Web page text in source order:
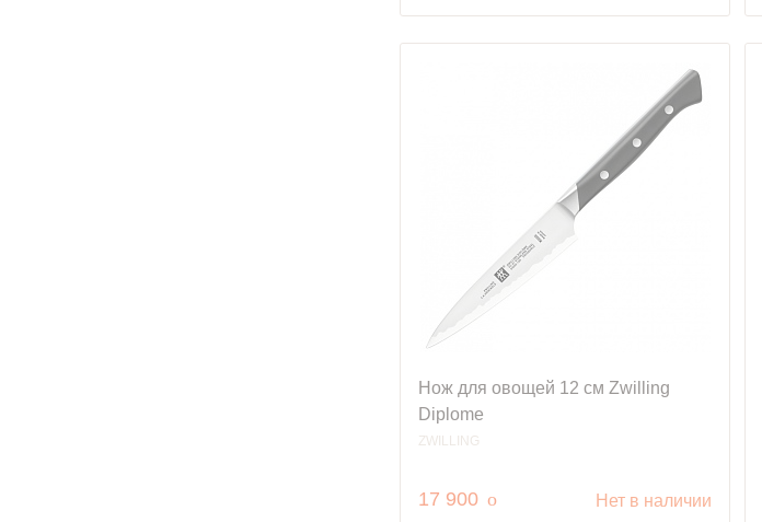
Нож для овощей 12 см Zwilling
Diplome
ZWILLING
17 900 руб.
o Нет в наличии